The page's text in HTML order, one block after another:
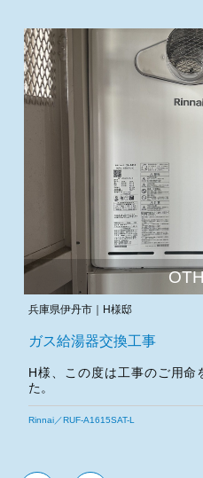
兵庫県伊丹市｜H様邸
ガス給湯器交換工事
H様、この度は工事のご用命
た。
今後とも宜しくお願いいたし
Rinnai／RUF-A1615SAT-L